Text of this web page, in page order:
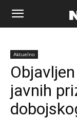
Naša
riječ
Zenica
Aktuelno
javnih